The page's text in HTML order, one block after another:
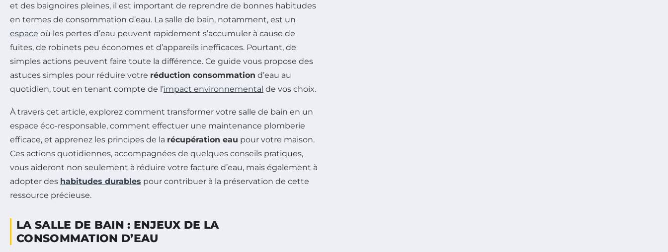
et des baignoires pleines, il est important de reprendre de bonnes habitudes
en termes de consommation d’eau. La salle de bain, notamment, est un
espace où les pertes d’eau peuvent rapidement s’accumuler à cause de
fuites, de robinets peu économes et d’appareils inefficaces. Pourtant, de
simples actions peuvent faire toute la différence. Ce guide vous propose des
astuces simples pour réduire votre réduction consommation d’eau au
quotidien, tout en tenant compte de l’impact environnemental de vos choix.
À travers cet article, explorez comment transformer votre salle de bain en un
espace éco-responsable, comment effectuer une maintenance plomberie
efficace, et apprenez les principes de la récupération eau pour votre maison.
Ces actions quotidiennes, accompagnées de quelques conseils pratiques,
vous aideront non seulement à réduire votre facture d’eau, mais également à
adopter des habitudes durables pour contribuer à la préservation de cette
ressource précieuse.
LA SALLE DE BAIN : ENJEUX DE LA
CONSOMMATION D’EAU